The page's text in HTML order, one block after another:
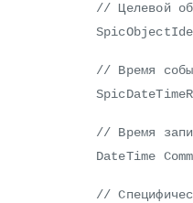
// Целевой
// Время
// Время
DateTime
//